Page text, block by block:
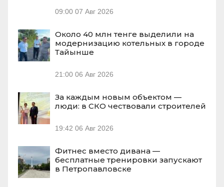
09:00 07 Авг 2026
Около 40 млн тенге выделили на
модернизацию котельных в городе
Тайынше
21:00 06 Авг 2026
За каждым новым объектом —
люди: в СКО чествовали строителей
19:42 06 Авг 2026
Фитнес вместо дивана —
бесплатные тренировки запускают
в Петропавловске